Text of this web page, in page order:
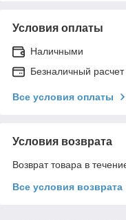
Условия оплаты
Наличными
Безналичный расчет
Все условия оплаты
Условия возврата
Возврат товара в
Все условия возврата